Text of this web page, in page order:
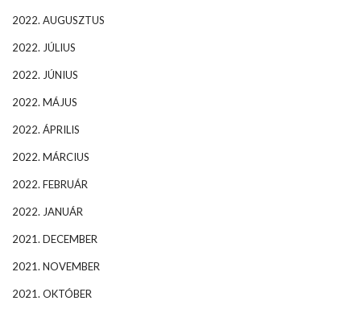
2022. AUGUSZTUS
2022. JÚLIUS
2022. JÚNIUS
2022. MÁJUS
2022. ÁPRILIS
2022. MÁRCIUS
2022. FEBRUÁR
2022. JANUÁR
2021. DECEMBER
2021. NOVEMBER
2021. OKTÓBER